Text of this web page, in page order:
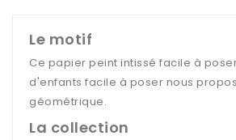
Le motif
Ce papier peint intissé facile à
d'enfants facile à poser nous
géométrique.
La collection